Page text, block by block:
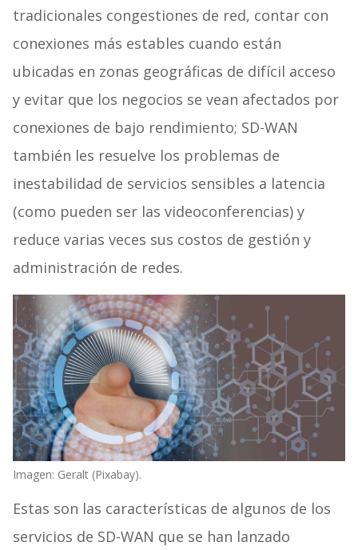
tradicionales congestiones de red, contar con
conexiones más estables cuando están
ubicadas en zonas geográficas de difícil acceso
y evitar que los negocios se vean afectados por
conexiones de bajo rendimiento; SD-WAN
también les resuelve los problemas de
inestabilidad de servicios sensibles a latencia
(como pueden ser las videoconferencias) y
reduce varias veces sus costos de gestión y
administración de redes.
Imagen: Geralt (Pixabay).
Estas son las características de algunos de los
servicios de SD-WAN que se han lanzado